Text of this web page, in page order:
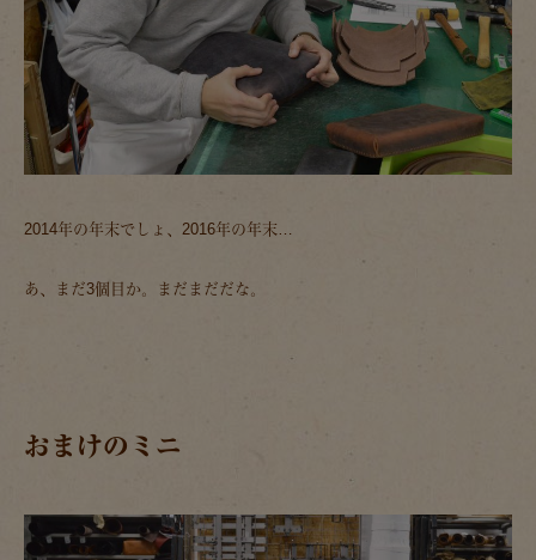
2014年の年末でしょ、2016年の年末…
あ、まだ3個目か。まだまだだな。
おまけのミニ